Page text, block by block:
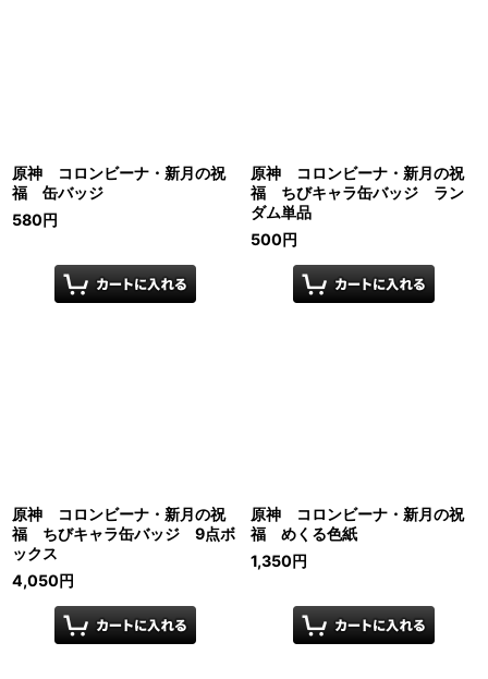
原神 コロンビーナ・新月の祝
福 缶バッジ
580円
原神 コロンビーナ・新月の祝
福 ちびキャラ缶バッジ ラン
ダム単品
500円
原神 コロンビーナ・新月の祝
福 ちびキャラ缶バッジ 9点ボ
ックス
4,050円
原神 コロンビーナ・新月の祝
福 めくる色紙
1,350円